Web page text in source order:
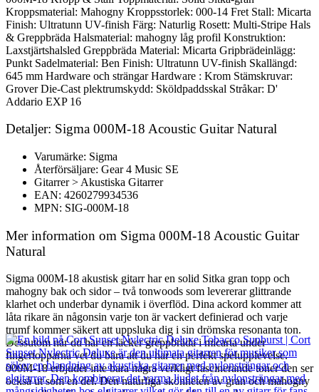
Kroppsmaterial: Mahogny Kroppsstorlek: 000-14 Fret Stall: Micarta
Finish: Ultratunn UV-finish Färg: Naturlig Rosett: Multi-Stripe Hals
& Greppbräda Halsmaterial: mahogny låg profil Konstruktion:
Laxstjärtshalsled Greppbräda Material: Micarta Gripbrädeinlägg:
Punkt Sadelmaterial: Ben Finish: Ultratunn UV-finish Skallängd:
645 mm Hardware och strängar Hardware : Krom Stämskruvar:
Grover Die-Cast plektrumskydd: Sköldpaddsskal Stråkar: D'
Addario EXP 16
Detaljer: Sigma 000M-18 Acoustic Guitar Natural
Varumärke: Sigma
Återförsäljare: Gear 4 Music SE
Gitarrer > Akustiska Gitarrer
EAN: 4260279934536
MPN: SIG-000M-18
Mer information om Sigma 000M-18 Acoustic Guitar
Natural
Sigma 000M-18 akustisk gitarr har en solid Sitka gran topp och
mahogny bak och sidor – två tonwoods som levererar glittrande
klarhet och underbar dynamik i överflöd. Dina ackord kommer att
låta rikare än någonsin varje ton är vackert definierad och varje
trumf kommer säkert att uppsluka dig i sin drömska resonanta ton.
Dessutom när du har en läcker greppbräda i micarta under
fingertopparna vet du bara att du har en perfekt spelupplevelse.
000M-18 erbjuder inte bara några verkligt fascinerande toner den ser
också ut som en del. Den naturliga skönheten av gran och mahogny